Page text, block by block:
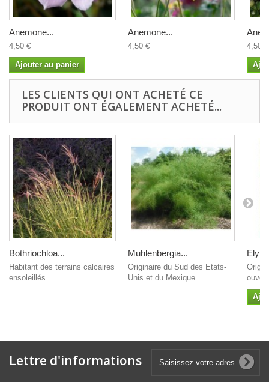
Anemone...
4,50 €
Ajouter au panier
Anemone...
4,50 € 4,50 €
LES CLIENTS QUI ONT ACHETÉ CE
PRODUIT ONT ÉGALEMENT ACHETÉ...
Bothriochloa...
Habitant des terrains calcaires
ensoleillés...
Muhlenbergia...
Originaire du Sud des Etats-
Unis et du Mexique....
Lettre d'informations